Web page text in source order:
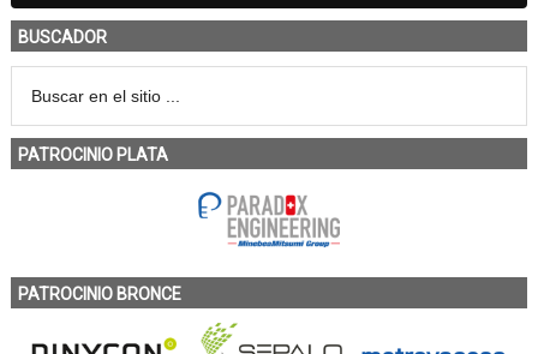
BUSCADOR
PATROCINIO PLATA
PATROCINIO BRONCE